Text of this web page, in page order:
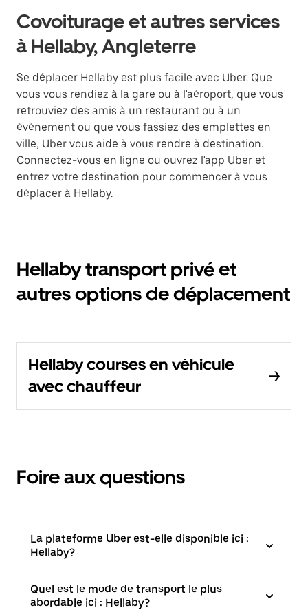
Covoiturage et autres services
à Hellaby, Angleterre
Se déplacer Hellaby est plus facile avec Uber. Que
vous vous rendiez à la gare ou à l'aéroport, que vous
retrouviez des amis à un restaurant ou à un
événement ou que vous fassiez des emplettes en
ville, Uber vous aide à vous rendre à destination.
Connectez-vous en ligne ou ouvrez l'app Uber et
entrez votre destination pour commencer à vous
déplacer à Hellaby.
Hellaby transport privé et
autres options de déplacement
Hellaby courses en véhicule
avec chauffeur
Foire aux questions
La plateforme Uber est-elle disponible ici :
Hellaby?
Quel est le mode de transport le plus
abordable ici : Hellaby?